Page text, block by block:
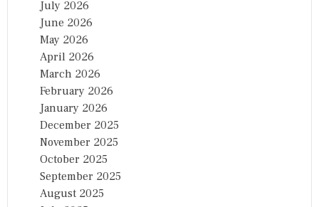
July 2026
June 2026
May 2026
April 2026
March 2026
February 2026
January 2026
December 2025
November 2025
October 2025
September 2025
August 2025